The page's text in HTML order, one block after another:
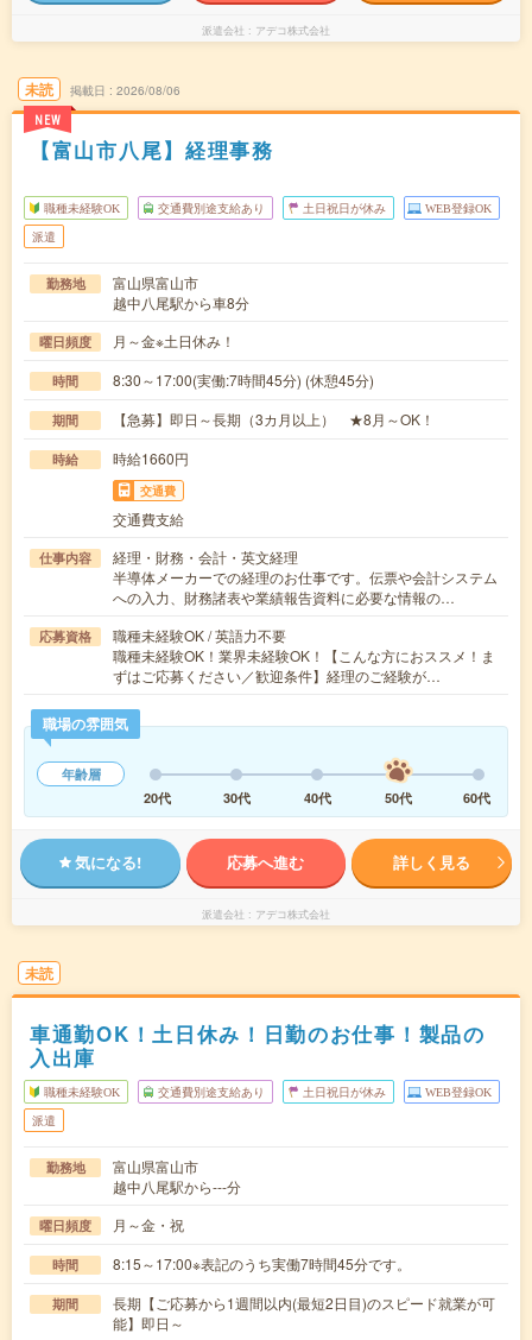
派遣会社 アデコ株式会社
未読
NEW
掲載日 2026/08/06
【富山市八尾】経理事務
職種未経験OK 交通費別途支給あり 土日祝日が休み WEB登録OK
派遣
勤務地
富山県富山市
越中八尾駅から車8分
曜日頻度 月～金※土日休み！
時間 8:30～17:00(実働:7時間45分) (休憩45分)
期間 【急募】即日～長期（3カ月以上） ★8月～OK！
時給 時給1660円
交通費
交通費支給
仕事内容
経理・財務・会計・英文経理
半導体メーカーでの経理のお仕事です。伝票や会計システム
への入力、財務諸表や業績報告資料に必要な情報の…
応募資格
職種未経験OK / 英語力不要
職種未経験OK！業界未経験OK！【こんな方におススメ！ま
ずはご応募ください／歓迎条件】経理のご経験が…
職場の雰囲気
年齢層
20代
30代 40代 50代 60代
気になる! 応募へ進む 詳しく見る
派遣会社 アデコ株式会社
未読
車通勤OK！土日休み！日勤のお仕事！製品の
入出庫
職種未経験OK 交通費別途支給あり 土日祝日が休み WEB登録OK
派遣
勤務地
富山県富山市
越中八尾駅から---分
曜日頻度 月～金・祝
時間 8:15～17:00※表記のうち実働7時間45分です。
期間
長期【ご応募から1週間以内(最短2日目)のスピード就業が可
能】即日～